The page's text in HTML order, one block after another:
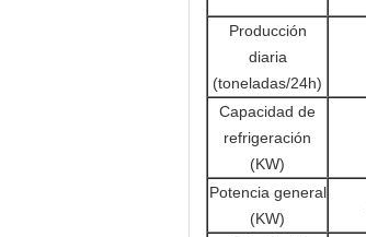
Producción
diaria
(toneladas/24h)
Capacidad de
refrigeración
(KW)
Potencia general
(KW)